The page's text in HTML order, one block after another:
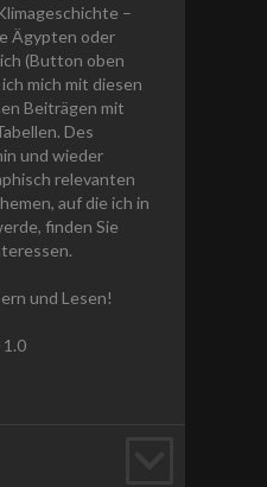
–
Ägypten oder
(Button oben
mich mit diesen
Beiträgen mit
Des
und wieder
relevanten
auf die ich in
finden Sie
und Lesen!
1.0